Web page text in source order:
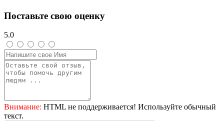
Поставьте свою оценку
5.0
Внимание: HTML не поддерживается! Используйте обычный
текст.